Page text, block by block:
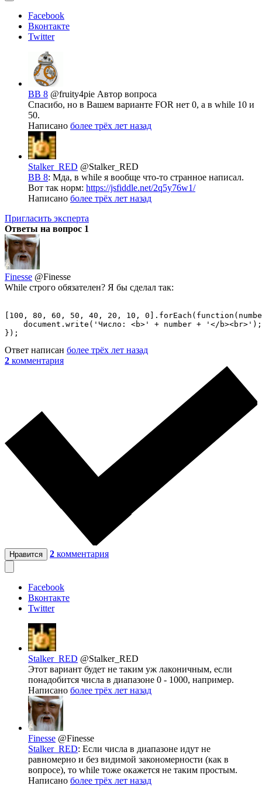
Facebook
Вконтакте
Twitter
BB 8 @fruity4pie Автор вопроса
Спасибо, но в Вашем варианте FOR нет 0, а в while 10 и
50.
Написано более трёх лет назад
Stalker_RED @Stalker_RED
BB 8: Мда, в while я вообще что-то странное написал.
Вот так норм: https://jsfiddle.net/2q5y76w1/
Написано более трёх лет назад
Пригласить эксперта
Ответы на вопрос 1
Finesse @Finesse
While строго обязателен? Я бы сделал так:
[100, 80, 60, 50, 40, 20, 10,
    document.write('Число: <b>' + number + '</b><br>');
});
Ответ написан более трёх лет назад
2 комментария
Нравится 2 комментария
Facebook
Вконтакте
Twitter
Stalker_RED @Stalker_RED
Этот вариант будет не таким уж лаконичным, если
понадобится числа в диапазоне 0 - 1000, например.
Написано более трёх лет назад
Finesse @Finesse
Stalker_RED: Если числа в диапазоне идут не
равномерно и без видимой закономерности (как в
вопросе), то while тоже окажется не таким простым.
Написано более трёх лет назад